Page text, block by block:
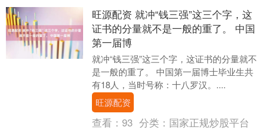
旺源配资 就冲“钱三强”这三个字，这
证书的分量就不是一般的重了。 中国
第一届博
就冲“钱三强”这三个字，这证书的分量就不
是一般的重了。 中国第一届博士毕业生共
有18人，当时号称：十八罗汉。....
旺源配资
查看： 93 分类： 国家正规炒股平台